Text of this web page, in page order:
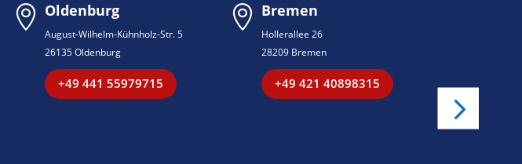
 Oldenburg
August-Wilhelm-Kühnholz-Str. 5
26135 Oldenburg
+49 441 55979715
 Bremen
Hollerallee 26
28209 Bremen
+49 421 40898315